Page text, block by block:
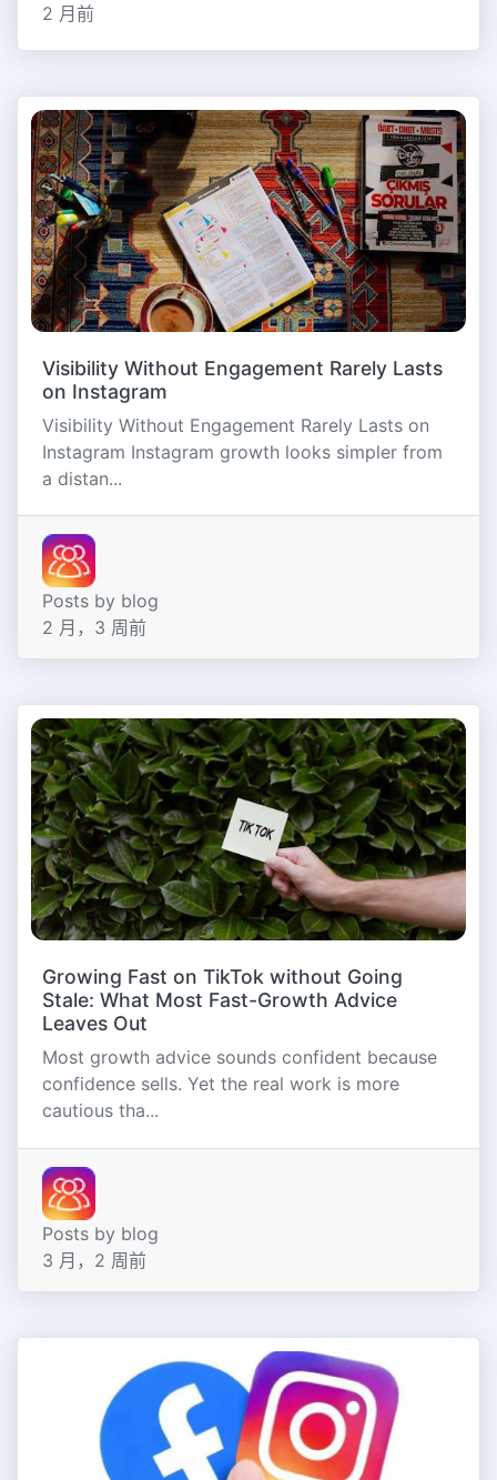
2 月前
Visibility Without Engagement Rarely Lasts
on Instagram
Visibility Without Engagement Rarely Lasts on
Instagram Instagram growth looks simpler from
a distan...
Posts by blog
2 月，3 周前
Growing Fast on TikTok without Going
Stale: What Most Fast-Growth Advice
Leaves Out
Most growth advice sounds confident because
confidence sells. Yet the real work is more
cautious tha...
Posts by blog
3 月，2 周前